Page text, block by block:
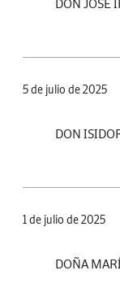
DON JOSÉ
5 de julio de 2025
DON
1 de julio de 2025
DOÑA